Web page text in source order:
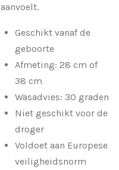
aanvoelt.
Geschikt vanaf de
geboorte
Afmeting: 28 cm of
38 cm
Wasadvies: 30 graden
Niet geschikt voor de
droger
Voldoet aan Europese
veiligheidsnorm